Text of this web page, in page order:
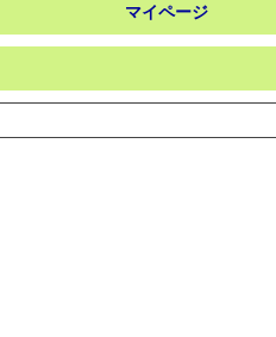
マイページ